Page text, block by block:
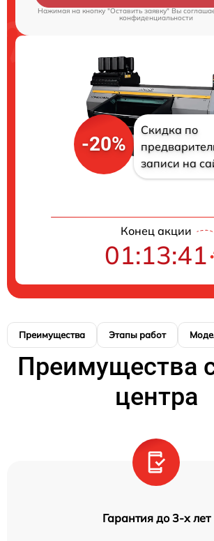
Нажимая на кнопку "Оставить заявку" Вы
конфиденциальности
-20%
Скидка по
записи на
Конец акции
01:13:40
Преимущества Этапы работ
Преимущества
центра
Гарантия до 3-х лет